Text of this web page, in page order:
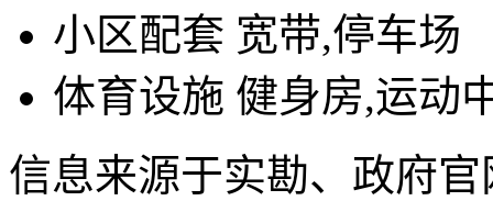
小区配套 宽带,停车场
体育设施 健身房,运动
信息来源于实勘、政府